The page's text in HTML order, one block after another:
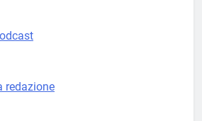
redazione